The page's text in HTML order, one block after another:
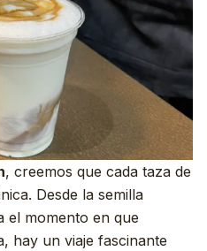
, creemos que cada taza de
Desde la semilla
el momento en que
hay un viaje fascinante